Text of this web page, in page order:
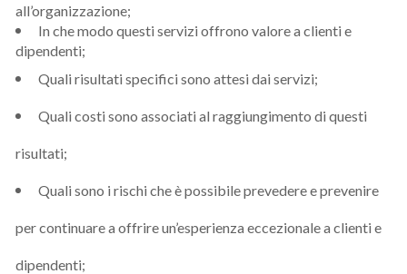
all’organizzazione;
In che modo questi servizi offrono valore a clienti e
dipendenti;
Quali risultati specifici sono attesi dai servizi;
Quali costi sono associati al raggiungimento di questi
risultati;
Quali sono i rischi che è possibile prevedere e prevenire
per continuare a offrire un’esperienza eccezionale a clienti e
dipendenti;